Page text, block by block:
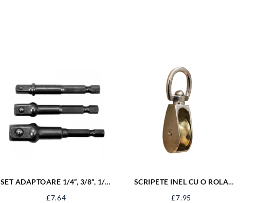
SET ADAPTOARE 1/4”, 3/8”, 1/2”
£7.64
SCRIPETE INEL CU O ROLA
£7.95